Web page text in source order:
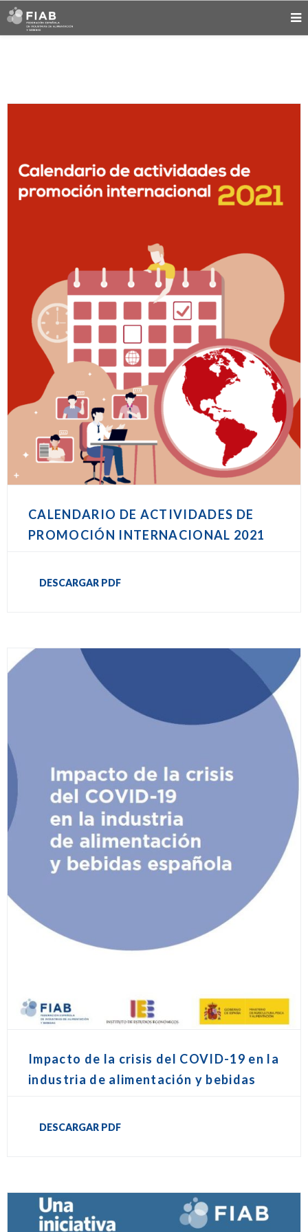
CALENDARIO DE ACTIVIDADES DE
PROMOCIÓN INTERNACIONAL 2021
DESCARGAR PDF
Impacto de la crisis del COVID-19 en la
industria de alimentación y bebidas
DESCARGAR PDF